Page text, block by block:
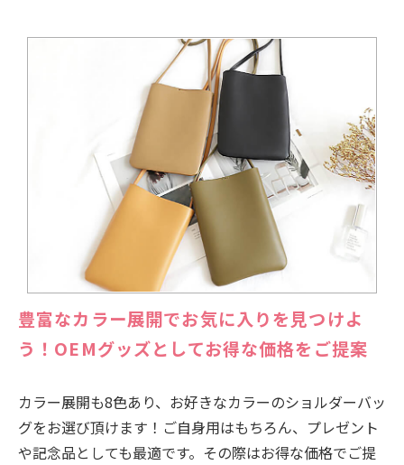
豊富なカラー展開でお気に入りを見つけよ
う！OEMグッズとしてお得な価格をご提案
カラー展開も8色あり、お好きなカラーのショルダーバッ
グをお選び頂けます！ご自身用はもちろん、プレゼント
や記念品としても最適です。その際はお得な価格でご提